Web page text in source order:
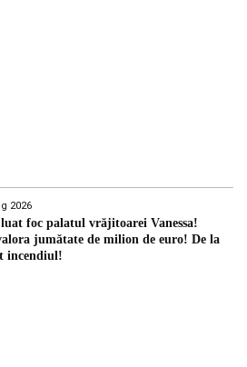
2026
foc palatul vrăjitoarei Vanessa!
jumătate de milion de euro! De la
incendiul!